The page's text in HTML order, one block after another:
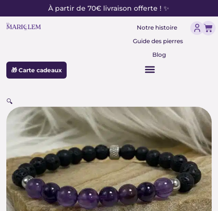
au
contenu
À partir de 70€ livraison offerte ! ✨
Notre histoire
Guide des pierres
Blog
🎁 Carte cadeaux
🔍